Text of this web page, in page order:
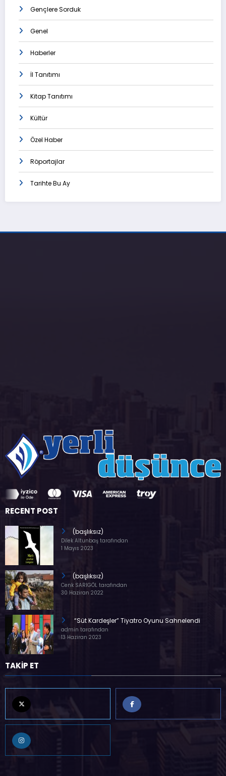
Gençlere Sorduk
Genel
Haberler
İl Tanıtımı
Kitap Tanıtımı
Kültür
Özel Haber
Röportajlar
Tarihte Bu Ay
RECENT POST
(başlıksız)
Dilek Altunbaş tarafından
1 Mayıs 2023
(başlıksız)
Cenk SARIGÖL tarafından
30 Haziran 2022
“Süt Kardeşler” Tiyatro Oyunu Sahnelendi
admin tarafından
13 Haziran 2023
TAKİP ET